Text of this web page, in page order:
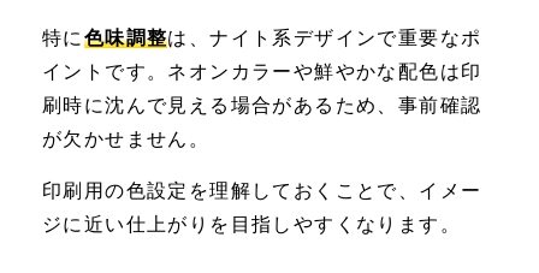
特に色味調整は、ナイト系デザインで重要なポ
イントです。ネオンカラーや鮮やかな配色は印
刷時に沈んで見える場合があるため、事前確認
が欠かせません。
印刷用の色設定を理解しておくことで、イメー
ジに近い仕上がりを目指しやすくなります。